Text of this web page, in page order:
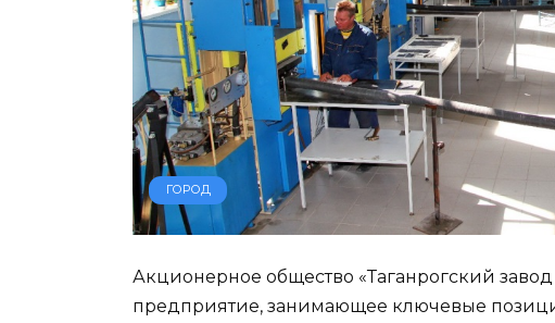
ГОРОД
Акционерное общество «Таганрогский
предприятие, занимающее ключевые